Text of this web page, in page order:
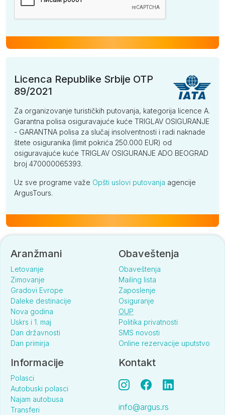
Licenca Republike Srbije OTP
89/2021
Za organizovanje turističkih putovanja, kategorija licence A.
Garantna polisa osiguravajuće kuće TRIGLAV OSIGURANJE
- GARANTNA polisa za slučaj insolventnosti i radi naknade
štete osiguranika (limit pokrića 250.000 EUR) od
osiguravajuće kuće TRIGLAV OSIGURANJE ADO BEOGRAD
broj 470000065393.
Uz sve programe važe Opšti uslovi putovanja agencije
ArgusTours.
Aranžmani
Letovanje
Zimovanje
Gradovi Evrope
Daleke destinacije
Nova godina
Uskrs i 1. maj
Dan državnosti
Dan primirja
Obaveštenja
Obaveštenja
Mailing lista
Zaposlenje
Osiguranje
OUP
Politika privatnosti
SMS novosti
Online rezervacije uputstvo
Informacije
Polasci
Autobuski polasci
Najam autobusa
Transferi
Kontakt
info@argus.rs